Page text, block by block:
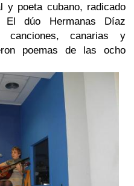
y poeta cubano, radicado
El dúo Hermanas Díaz
canciones, canarias y
poemas de las ocho